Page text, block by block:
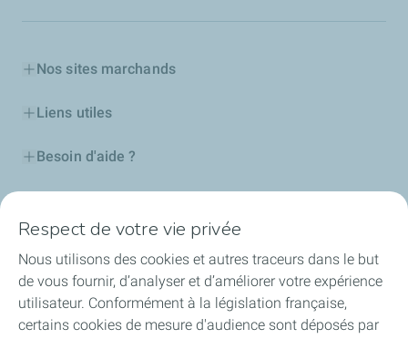
Nos sites marchands
Liens utiles
Besoin d'aide ?
Certificats d'économies d'énergie
Nos partenaires
Collaborer avec TotalEnergies
Respect de votre vie privée
Nous utilisons des cookies et autres traceurs dans le but
de vous fournir, d’analyser et d’améliorer votre expérience
utilisateur. Conformément à la législation française,
certains cookies de mesure d'audience sont déposés par